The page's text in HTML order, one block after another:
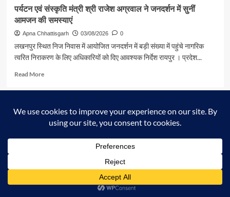
पर्यटन एवं संस्कृति मंत्री श्री राजेश अग्रवाल ने जनदर्शन में सुनीं
आमजन की समस्याएं
Apna Chhattisgarh 03/08/2026 0
लखनपुर स्थित निज निवास में आयोजित जनदर्शन में बड़ी संख्या में पहुंचे नागरिक
त्वरित निराकरण के लिए अधिकारियों को दिए आवश्यक निर्देश रायपुर । प्रदेश...
Read MoreRead
about
एवं
संस्कृति
श्री
ने
खेल